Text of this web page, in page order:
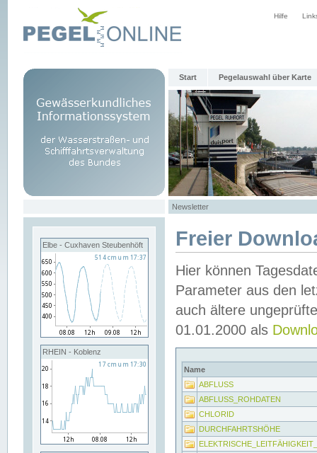
Hilfe
Start Pegelauswahl über Karte
Newsletter
Elbe - Cuxhaven Steubenhöft
RHEIN - Koblenz
Freier
Hier können
Parameter aus den
auch ältere
01.01.2000 als
Name
ABFLUSS
ABFLUSS_ROHDATEN
CHLORID
DURCHFAHRTSHÖHE